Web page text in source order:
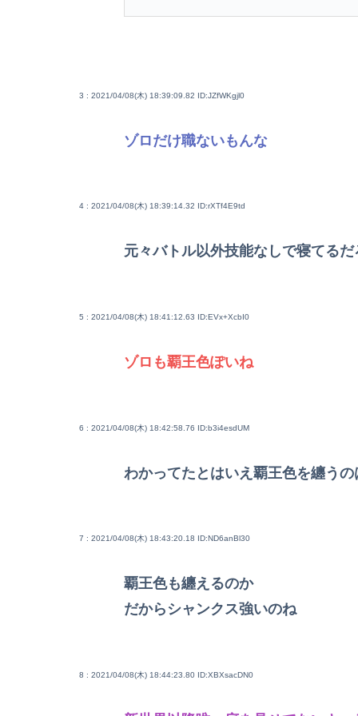
3 : 2021/04/08(木) 18:39:09.82 ID:JZfWKgjl0
ゾロだけ職ないもんな
4 : 2021/04/08(木) 18:39:14.32 ID:rXTf4E9td
元々バトル以外技能なしで寝てるだ
5 : 2021/04/08(木) 18:41:12.63 ID:EVx+XcbI0
ゾロも覇王色ぽいね
6 : 2021/04/08(木) 18:42:58.76 ID:b3i4esdUM
わかってたとはいえ覇王色を纏うの
7 : 2021/04/08(木) 18:43:20.18 ID:ND6anBl30
覇王色も纏えるのか
だからシャンクス強いのね
8 : 2021/04/08(木) 18:44:23.80 ID:XBXsacDN0